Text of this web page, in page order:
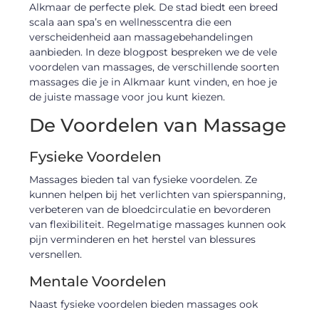
Alkmaar de perfecte plek. De stad biedt een breed
scala aan spa’s en wellnesscentra die een
verscheidenheid aan massagebehandelingen
aanbieden. In deze blogpost bespreken we de vele
voordelen van massages, de verschillende soorten
massages die je in Alkmaar kunt vinden, en hoe je
de juiste massage voor jou kunt kiezen.
De Voordelen van Massage
Fysieke Voordelen
Massages bieden tal van fysieke voordelen. Ze
kunnen helpen bij het verlichten van spierspanning,
verbeteren van de bloedcirculatie en bevorderen
van flexibiliteit. Regelmatige massages kunnen ook
pijn verminderen en het herstel van blessures
versnellen.
Mentale Voordelen
Naast fysieke voordelen bieden massages ook